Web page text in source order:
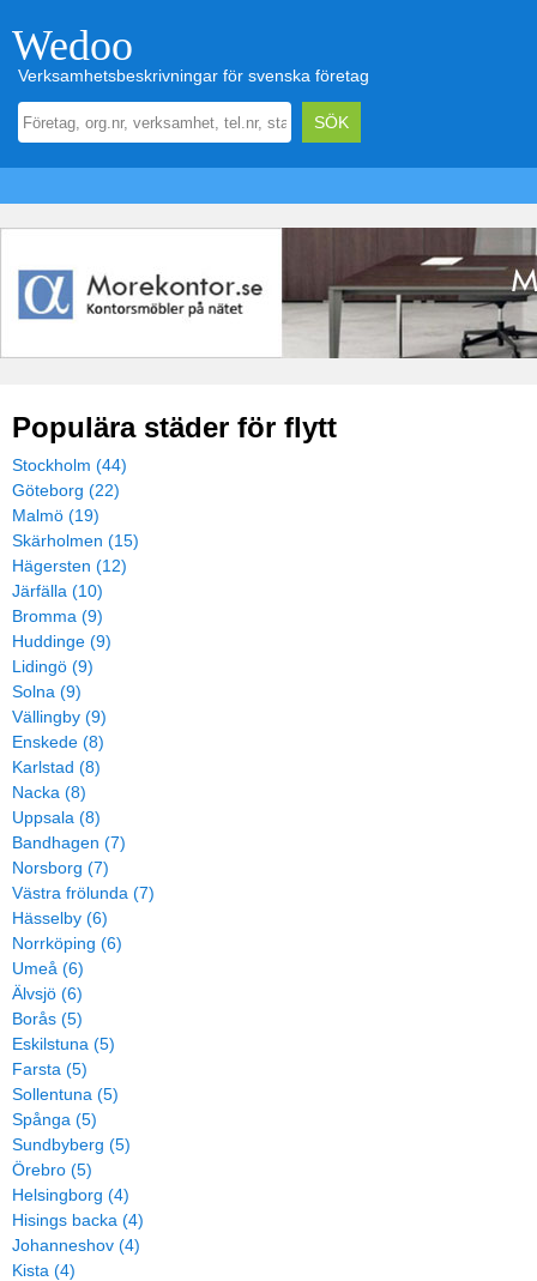
Wedoo
Verksamhetsbeskrivningar för svenska företag
Populära städer för flytt
Stockholm (44)
Göteborg (22)
Malmö (19)
Skärholmen (15)
Hägersten (12)
Järfälla (10)
Bromma (9)
Huddinge (9)
Lidingö (9)
Solna (9)
Vällingby (9)
Enskede (8)
Karlstad (8)
Nacka (8)
Uppsala (8)
Bandhagen (7)
Norsborg (7)
Västra frölunda (7)
Hässelby (6)
Norrköping (6)
Umeå (6)
Älvsjö (6)
Borås (5)
Eskilstuna (5)
Farsta (5)
Sollentuna (5)
Spånga (5)
Sundbyberg (5)
Örebro (5)
Helsingborg (4)
Hisings backa (4)
Johanneshov (4)
Kista (4)